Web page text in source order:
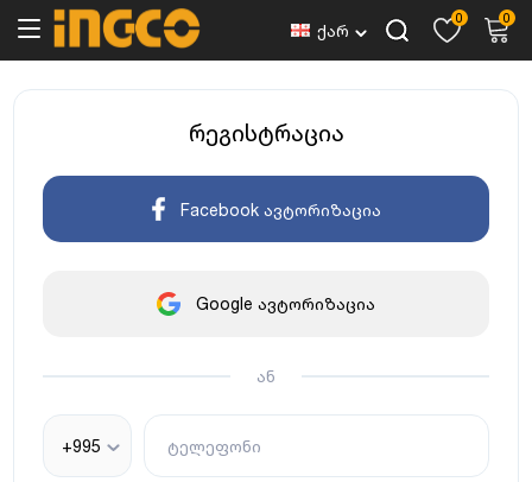
ქარ
0 0
რეგისტრაცია
Facebook ავტორიზაცია
Google ავტორიზაცია
ან
+995 ტელეფონი